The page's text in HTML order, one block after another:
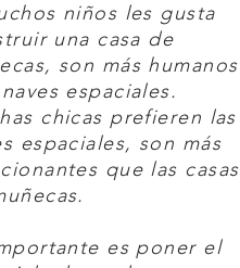
niños les gusta
una casa de
son más humanos
espaciales.
chicas prefieren las
espaciales, son más
que las casas
es poner el